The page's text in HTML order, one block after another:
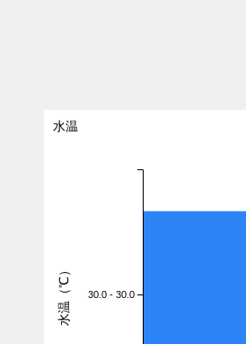
水温
30.0 - 30.0
水温（℃）